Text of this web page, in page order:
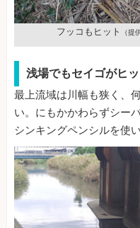
フッコもヒット （提
浅場でもセイゴがヒッ
最上流域は川幅も狭く、
い。にもかかわらずシー
シンキングペンシルを使